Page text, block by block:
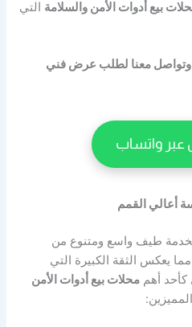
بيع أدوات الأمن والسلامة التي
وتواصل معنا لطلب عرض فني
عبر واتساب
أعالي القمم
طيف واسع ومتنوع من
يعكس الثقة الكبيرة التي
كأحد أهممحلات بيع أدوات الأمن